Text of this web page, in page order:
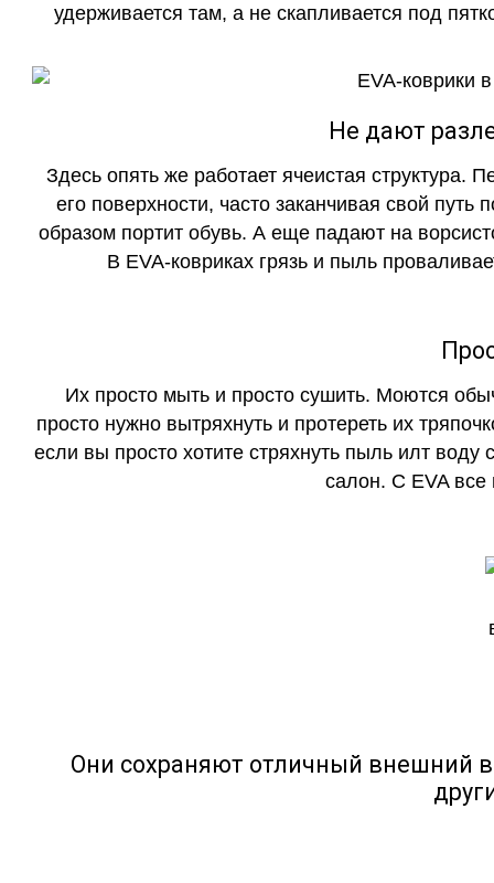
удерживается там, а не скапливается под
Не дают
Здесь опять же работает ячеистая структура.
его поверхности, часто заканчивая свой
образом портит обувь. А еще падают на
В EVA-ковриках грязь и пыль
Их просто мыть и просто сушить. Моются
просто нужно вытряхнуть и протереть их
если вы просто хотите стряхнуть пыль илт воду
салон. С EVA все
Они сохраняют отличный внешний